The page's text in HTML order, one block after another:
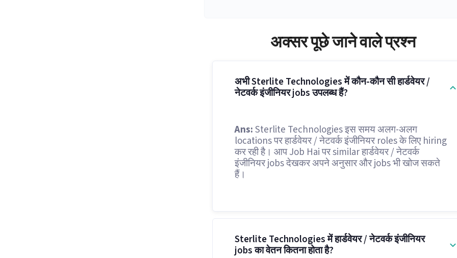
अक्सर पूछे जाने वाले प्रश्न
अभी Sterlite Technologies में कौन-कौन सी हार्डवेयर /
नेटवर्क इंजीनियर jobs उपलब्ध हैं?
Ans:Sterlite Technologies इस समय अलग-अलग
locations पर हार्डवेयर / नेटवर्क इंजीनियर roles के लिए hiring
कर रही है। आप Job Hai पर similar हार्डवेयर / नेटवर्क
इंजीनियर jobs देखकर अपने अनुसार और jobs भी खोज सकते
हैं।
Sterlite Technologies में हार्डवेयर / नेटवर्क इंजीनियर
jobs का वेतन कितना होता है?